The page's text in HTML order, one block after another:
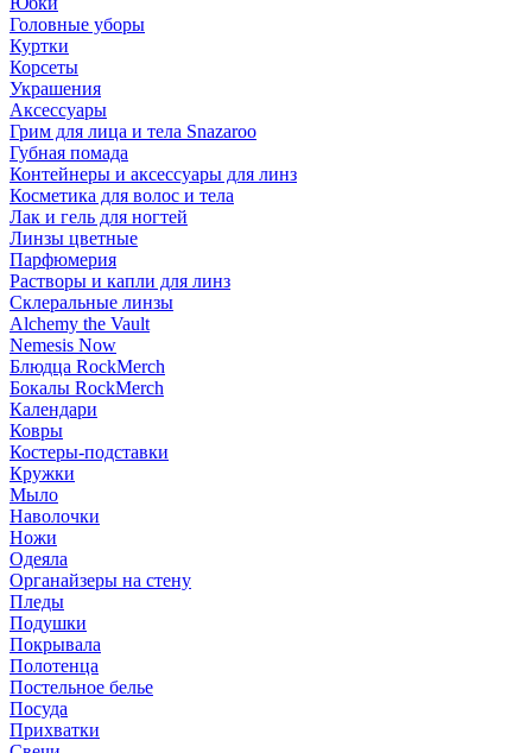
Головные уборы
Куртки
Корсеты
Украшения
Аксессуары
Грим для лица и тела Snazaroo
Губная помада
Контейнеры и аксессуары для линз
Косметика для волос и тела
Лак и гель для ногтей
Линзы цветные
Парфюмерия
Растворы и капли для линз
Склеральные линзы
Alchemy the Vault
Nemesis Now
Блюдца RockMerch
Бокалы RockMerch
Календари
Ковры
Костеры-подставки
Кружки
Мыло
Наволочки
Ножи
Одеяла
Органайзеры на стену
Пледы
Подушки
Покрывала
Полотенца
Постельное белье
Посуда
Прихватки